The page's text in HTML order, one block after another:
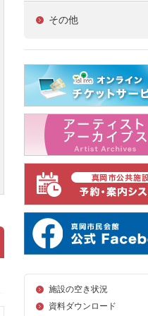
その他
施設の空き状況
資料ダウンロード